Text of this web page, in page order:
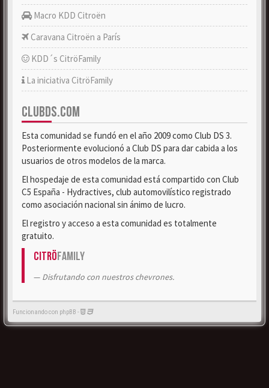
Macro KDD Citroën
Caravana Citroën a París
KDD´s CitröFamily
La iniciativa CitröFamily
CLUBDS.COM
Esta comunidad se fundó en el año 2009 como Club DS 3.
Posteriormente evolucionó a Club DS para dar cabida a los
usuarios de otros modelos de la marca.
El hospedaje de esta comunidad está compartido con Club
C5 España - Hydractives, club automovilístico registrado
como asociación nacional sin ánimo de lucro.
El registro y acceso a esta comunidad es totalmente
gratuito.
CitröFamily
Disfrutando con nuestros chevrones.
Funcionando con phpBB -